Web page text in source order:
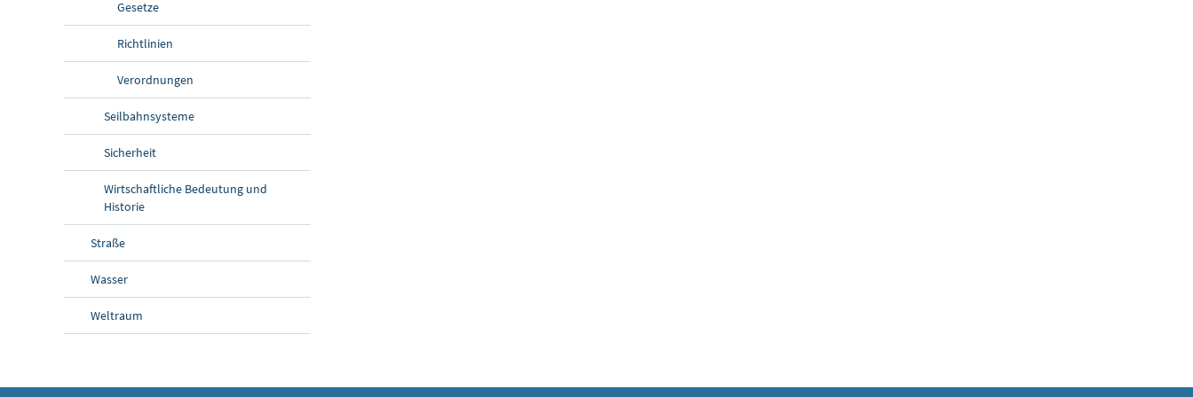
Gesetze
Richtlinien
Verordnungen
Seilbahnsysteme
Sicherheit
Wirtschaftliche Bedeutung und
Historie
Straße
Wasser
Weltraum